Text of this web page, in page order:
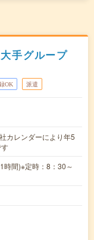
手グループ
OK 派遣
カレンダーにより年5
間)※定時：8：30～